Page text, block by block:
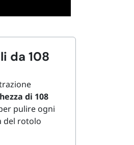
da 108
di 108
pulire ogni
del rotolo